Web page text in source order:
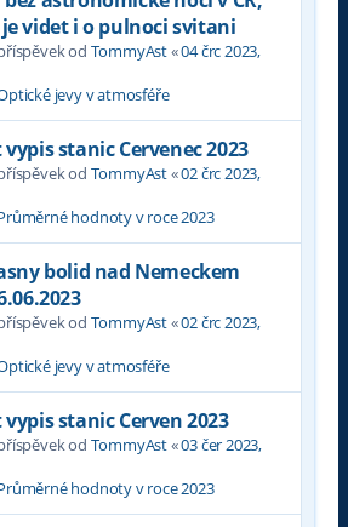
videt i o pulnoci svitani
od TommyAst«04 črc 2023,
jevy v atmosféře
stanic Cervenec 2023
od TommyAst«02 črc 2023,
hodnoty v roce 2023
bolid nad Nemeckem
od TommyAst«02 črc 2023,
jevy v atmosféře
stanic Cerven 2023
od TommyAst«03 čer 2023,
hodnoty v roce 2023